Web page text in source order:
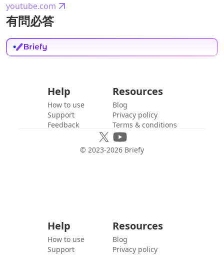
youtube.com
有問必答
Help
How to use
Support
Feedback
Resources
Blog
Privacy policy
Terms & conditions
© 2023-2026 Briefy
Help
How to use
Support
Resources
Blog
Privacy policy